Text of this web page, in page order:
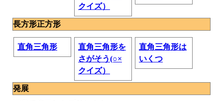
クイズ）
長方形正方形
直角三角形
直角三角形を
さがそう(○×
クイズ）
直角三角形は
いくつ
発展